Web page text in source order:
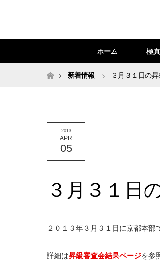
ホーム 極
ホーム新着情報 ３月３１日の
2013
APR
05
３月３１日
２０１３年３月３１日に京都本部
詳細は昇級審査会結果ページを参